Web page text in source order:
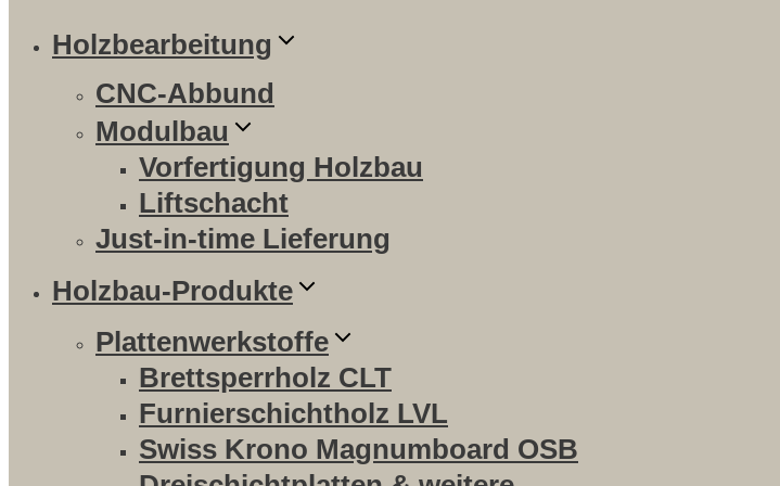
Holzbearbeitung
CNC-Abbund
Modulbau
Vorfertigung Holzbau
Liftschacht
Just-in-time Lieferung
Holzbau-Produkte
Plattenwerkstoffe
Brettsperrholz CLT
Furnierschichtholz LVL
Swiss Krono Magnumboard OSB